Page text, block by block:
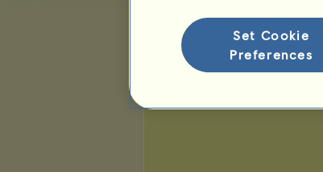
Set Cookie
Preferences